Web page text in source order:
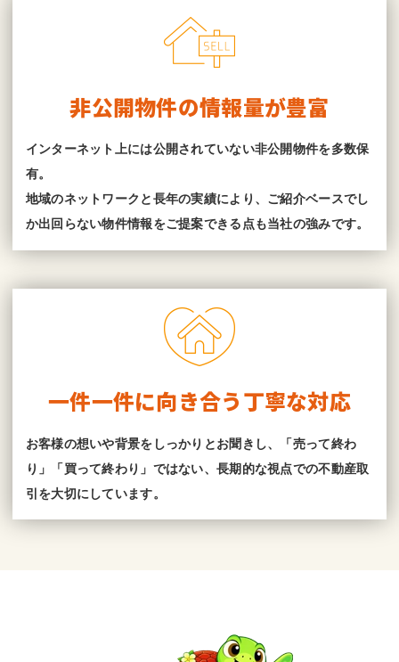
非公開物件の情報量が豊富
インターネット上には公開されていない非公開物件を多数保
有。
地域のネットワークと長年の実績により、ご紹介ベースでし
か出回らない物件情報をご提案できる点も当社の強みです。
一件一件に向き合う丁寧な対応
お客様の想いや背景をしっかりとお聞きし、「売って終わ
り」「買って終わり」ではない、長期的な視点での不動産取
引を大切にしています。